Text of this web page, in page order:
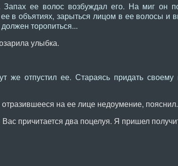
ее волос возбуждал его. На миг он
в объятиях, зарыться лицом в ее волосы и
торопиться...
улыбка.
отпустил ее. Стараясь придать своему
на ее лице недоумение, пояснил.
причитается два поцелуя. Я пришел